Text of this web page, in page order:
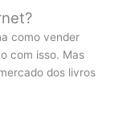
como vender
com isso. Mas
dos livros